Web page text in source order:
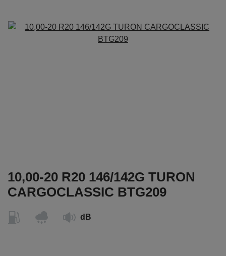
10,00-20 R20 146/142G TURON
CARGOCLASSIC BTG209
dB